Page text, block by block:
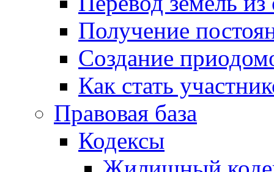
Получение
Создание
Как стать
Правовая база
Кодексы